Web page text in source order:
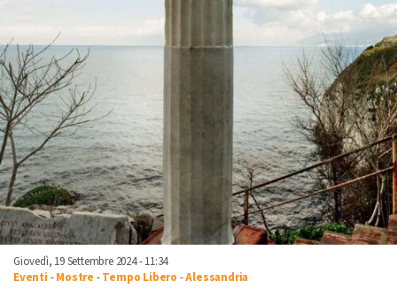
Giovedì, 19 Settembre 2024 - 11:34
Eventi -Mostre -Tempo Libero -Alessandria